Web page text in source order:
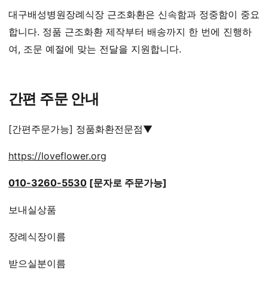
대구배성병원장례식장 근조화환은 신속함과 정중함이 중요
합니다. 정품 근조화환 제작부터 배송까지 한 번에 진행하
여, 조문 예절에 맞는 전달을 지원합니다.
간편 주문 안내
[간편주문가능] 정품화환전문점▼
https://loveflower.org
010-3260-5530 [문자로 주문가능]
보내실상품
장례식장이름
받으실분이름